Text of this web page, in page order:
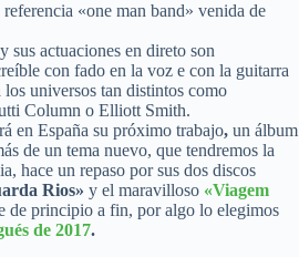
referencia «one man band» venida de
sus actuaciones en direto son
con fado en la voz e con la guitarra
universos tan distintos como
Column o Elliott Smith.
en España su próximo trabajo, un álbum
de un tema nuevo, que tendremos la
hace un repaso por sus dos discos
Rios» y el maravilloso «Viagem
de principio a fin, por algo lo elegimos
de 2017.